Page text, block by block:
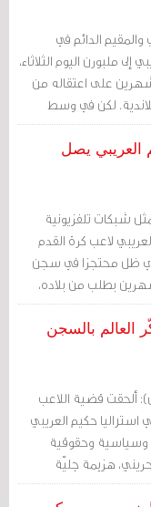
والمقيم الدائم في
إلى ملبورن اليوم الثلاثاء،
على اعتقاله من
لكن في وسط
الآن عن أسباب احتجازه
كان من الممكن تأمين
العريبي يصل
شبكات تلفزيونية
لاعب كرة القدم
ظل محتجزا في سجن
بطلب من بلاده،
الأسترالية قادما من
العالم بالسجن
ألحقت قضية اللاعب
استراليا حكيم العريبي
وسياسية وحقوقية
هزيمة جليّة
العام المحلي والعالمي